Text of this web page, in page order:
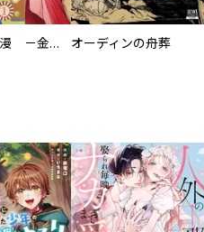
大正夜伽浪漫 －金曜日の花嫁— オーディンの舟葬